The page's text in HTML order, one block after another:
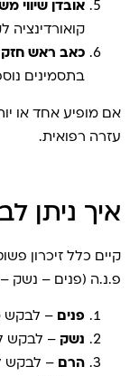
אובדן שיווי
קואורדינציה
כאב ראש חזק
בתסמינים
אם מופיע אחד או
עזרה רפואית.
איך ניתן
קיים כלל זיכרון
פ.נ.ה (פנים – נשק
פנים – לבקש
נשק – לבקש
הרם – לבקש